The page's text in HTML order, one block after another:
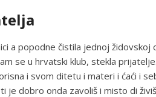
a popodne čistila jednoj židovskoj
se u hrvatski klub, stekla
i svom ditetu i materi i ćaći i
je dobro onda zavoliš i misto di